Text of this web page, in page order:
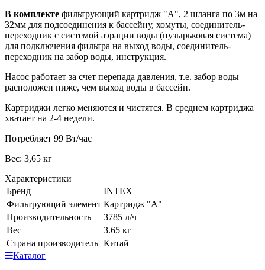
В комплекте фильтрующий картридж "А", 2 шланга по 3м на
32мм для подсоединения к бассейну, хомуты, соединитель-
переходник с cистемой аэрации воды (пузырьковая система)
для подключения фильтра на выход воды, соединитель-
переходник на забор воды, инструкция.
Насос работает за счет перепада давления, т.е. забор воды
расположен ниже, чем выход воды в бассейн.
Картриджи легко меняются и чистятся. В среднем картриджа
хватает на 2-4 недели.
Потребляет 99 Вт/час
Вес: 3,65 кг
Характеристики
Бренд
INTEX
Фильтрующий элемент Картридж "А"
Производительность
3785 л/ч
Вес
3.65 кг
Страна производитель Китай
Каталог